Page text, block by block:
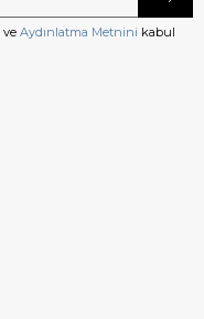
ve Aydınlatma Metnini kabul